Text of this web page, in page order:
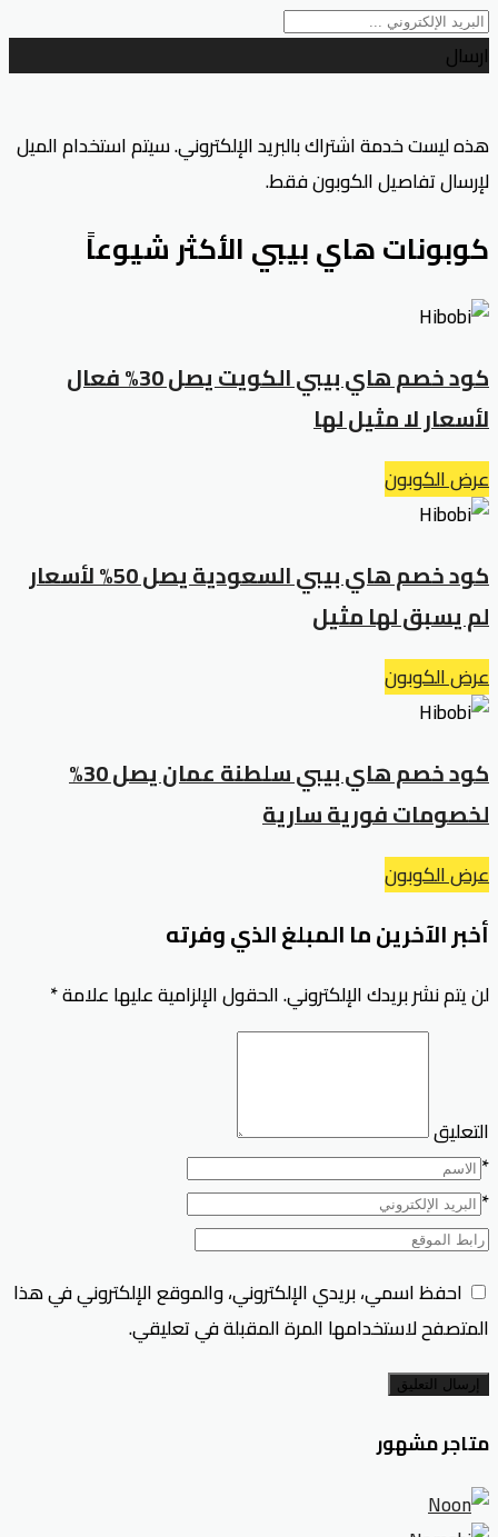
ارسال
هذه ليست خدمة اشتراك بالبريد الإلكتروني. سيتم استخدام الميل
لإرسال تفاصيل الكوبون فقط.
كوبونات هاي بيبي الأكثر شيوعاً
كود خصم هاي بيبي الكويت يصل 30% فعال
لأسعار لا مثيل لها
عرض الكوبون
كود خصم هاي بيبي السعودية يصل 50% لأسعار
لم يسبق لها مثيل
عرض الكوبون
كود خصم هاي بيبي سلطنة عمان يصل 30%
لخصومات فورية سارية
عرض الكوبون
أخبر الآخرين ما المبلغ الذي وفرته
لن يتم نشر بريدك الإلكتروني.الحقول الإلزامية عليها علامة*
التعليق
*
*
احفظ اسمي، بريدي الإلكتروني، والموقع الإلكتروني في هذا
المتصفح لاستخدامها المرة المقبلة في تعليقي.
إرسال التعليق
متاجر مشهور